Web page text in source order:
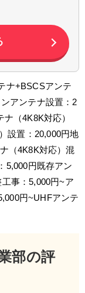
ナ+BSCSアンテ
アンテナ設置：2
（4K8K対応）
設置：20,000円地
（4K8K対応）混
5,000円既存アン
事：5,000円~ア
円~UHFアンテ
部の評